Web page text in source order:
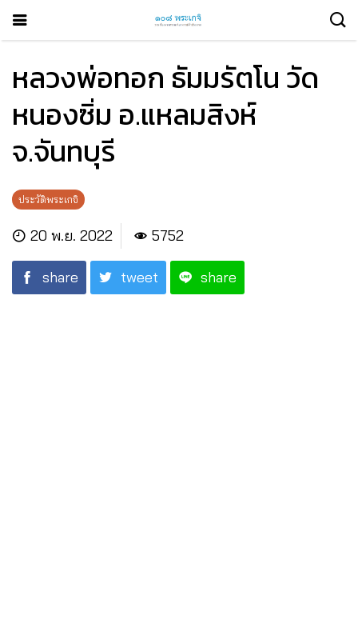
หลวงพ่อทอก ธัมมรัตโน วัด
หนองซิ่ม อ.แหลมสิงห์
จ.จันทบุรี
ประวัติพระเกจิ
20 พ.ย. 2022 5752
share tweet share